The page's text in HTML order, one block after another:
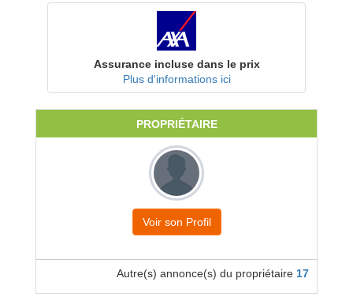
Assurance incluse dans le prix
Plus d'informations ici
PROPRIÉTAIRE
Voir son Profil
Autre(s) annonce(s) du propriétaire 17